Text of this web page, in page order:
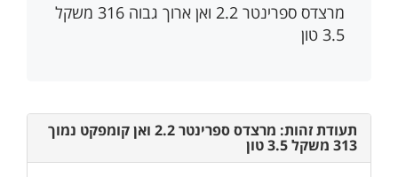
מרצדס ספרינטר 2.2 ואן ארוך גבוה 316 משקל
3.5 טון
תעודת זהות: מרצדס ספרינטר 2.2 ואן קומפקט נמוך
313 משקל 3.5 טון